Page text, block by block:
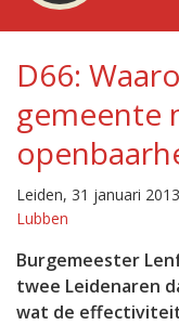
De
18.00 - 19.00 uur
Vorig uur
Inklappen
D66:
gemeente
Leiden, 31 januari
Lubben
Burgemeester
twee Leidenaren
wat de